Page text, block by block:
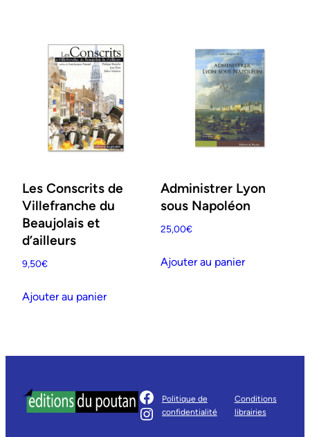
Les Conscrits de
Villefranche du
Beaujolais et
d’ailleurs
9,50€
Ajouter au panier
Administrer Lyon
sous Napoléon
25,00€
Ajouter au panier
Facebook
Instagram
Politique de
confidentialité
Conditions
librairies